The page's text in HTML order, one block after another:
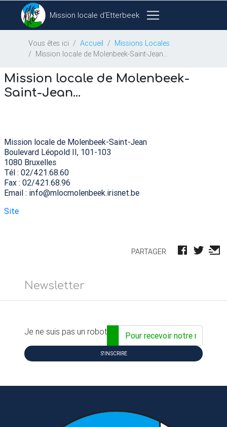
Mission locale d’Etterbeek
Vous êtes ici Accueil
Missions Locales
Mission locale de Molenbeek-Saint-Jean...
Mission locale de Molenbeek-
Saint-Jean...
Mission locale de Molenbeek-Saint-Jean
Boulevard Léopold II, 101-103
1080 Bruxelles
Tél : 02/421.68.60
Fax : 02/421.68.96
Email : info@mlocmolenbeek.irisnet.be
Site
PARTAGER
Newsletter
Adresse email...
Je ne suis pas un robot
S'INSCRIRE